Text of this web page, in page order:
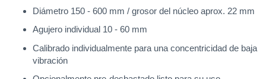
Diámetro 150 - 600 mm / grosor del núcleo aprox. 22 mm
Agujero individual 10 - 60 mm
Calibrado individualmente para una concentricidad de baja
vibración